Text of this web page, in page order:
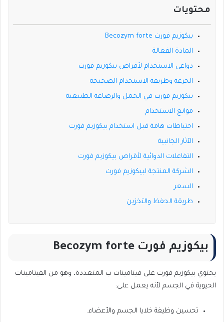
محتويات
بيكوزيم فورت Becozym forte
المادة الفعالة
دواعي الاستخدام لأقراص بيكوزيم فورت
الجرعة وطريقة الاستخدام الصحيحة
بيكوزيم فورت في الحمل والرضاعة الطبيعية
موانع الاستخدام
احتياطات هامة قبل استخدام بيكوزيم فورت
الآثار الجانبية
التفاعلات الدوائية لأقراص بيكوزيم فورت
الشركة المنتجة لبيكوزيم فورت
السعر
طريقة الحفظ والتخزين
بيكوزيم فورت Becozym forte
يحتوي بيكوزيم فورت على فيتامينات ب المتعددة، وهو من الفيتامينات
الحيوية في الجسم لأنه يعمل على:
تحسين وظيفة خلايا الجسم والأعضاء.